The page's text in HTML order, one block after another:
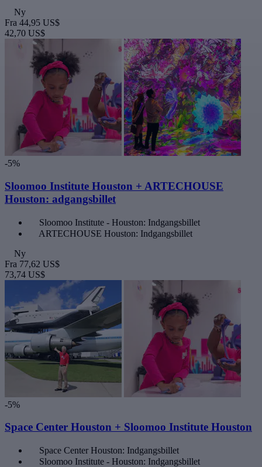
Ny
Fra 44,95 US$
42,70 US$
-5%
Sloomoo Institute Houston + ARTECHOUSE
Houston: adgangsbillet
Sloomoo Institute - Houston: Indgangsbillet
ARTECHOUSE Houston: Indgangsbillet
Ny
Fra 77,62 US$
73,74 US$
-5%
Space Center Houston + Sloomoo Institute Houston
Space Center Houston: Indgangsbillet
Sloomoo Institute - Houston: Indgangsbillet